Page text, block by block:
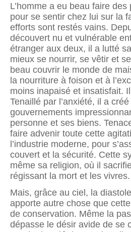
L’homme a eu beau faire
pour se sentir chez lui sur la
efforts sont restés vains.
découvert nu et vulnérable
étranger aux deux, il a lutté
mieux se nourrir, se vêtir et
beau couvrir le monde de
la nourriture à foison et à
moins inapaisé et insatisfait.
Tenaillé par l’anxiété, il a
gouvernements
personne et ses biens.
faire advenir toute cette
l’industrie moderne, pour
couvert et la sécurité. Cette
même sa religion, où il
régissant la mort et les vivres.
Mais, grâce au ciel, la
apporte autre chose que
de conservation. Même la
dépasse le désir avide de se